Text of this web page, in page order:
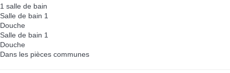
1 salle de bain
Salle de bain 1
Douche
Salle de bain 1
Douche
Dans les pièces communes